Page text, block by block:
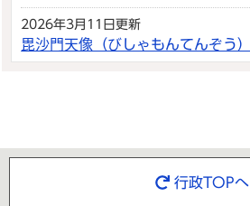
2026年3月11日更新
毘沙門天像（びしゃもんてんぞう）
行政TOPへ